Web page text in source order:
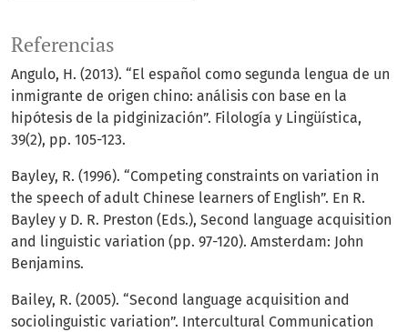
Referencias
Angulo, H. (2013). “El español como segunda lengua de un
inmigrante de origen chino: análisis con base en la
hipótesis de la pidginización”. Filología y Lingüística,
39(2), pp. 105-123.
Bayley, R. (1996). “Competing constraints on variation in
the speech of adult Chinese learners of English”. En R.
Bayley y D. R. Preston (Eds.), Second language acquisition
and linguistic variation (pp. 97-120). Amsterdam: John
Benjamins.
Bailey, R. (2005). “Second language acquisition and
sociolinguistic variation”. Intercultural Communication